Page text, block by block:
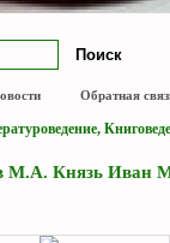
Обратная
М.А. Князь Иван